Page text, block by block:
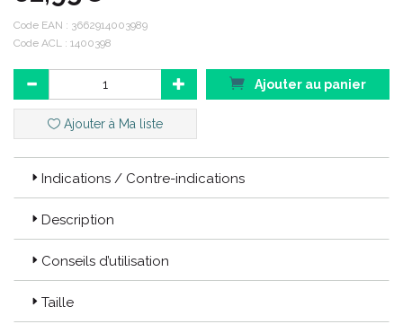
Diamètre : 82 mm
Code EAN : 3662914003989
Code ACL : 1400398
Ajouter au panier
Ajouter à Ma liste
Indications / Contre-indications
Description
Conseils d’utilisation
Taille